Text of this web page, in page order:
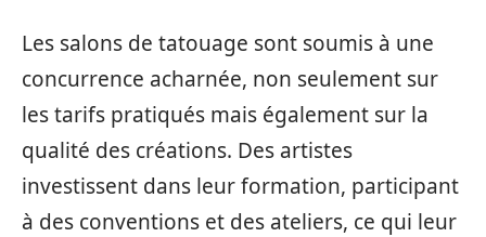
Les salons de tatouage sont soumis à une
concurrence acharnée, non seulement sur
les tarifs pratiqués mais également sur la
qualité des créations. Des artistes
investissent dans leur formation, participant
à des conventions et des ateliers, ce qui leur